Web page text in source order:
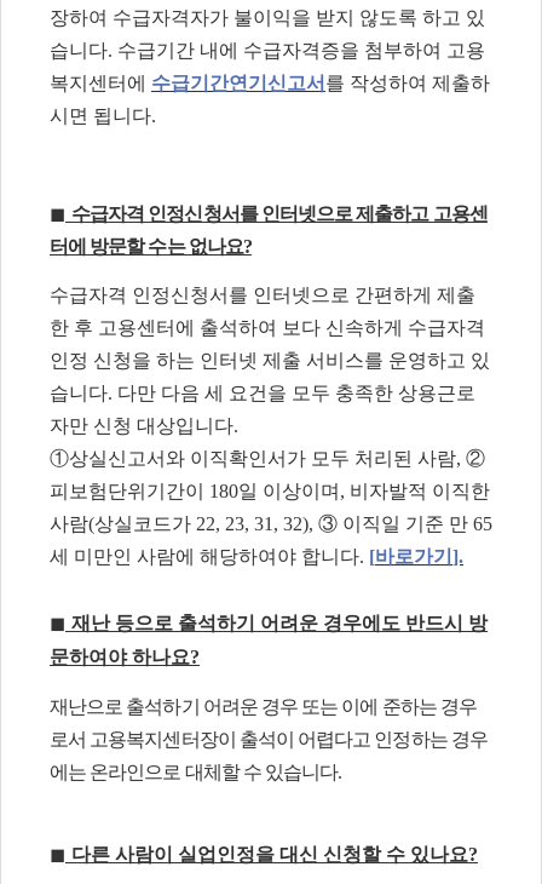
장하여 수급자격자가 불이익을 받지 않도록 하고 있
습니다. 수급기간 내에 수급자격증을 첨부하여 고용
복지센터에 수급기간연기신고서 를 작성하여 제출하
시면 됩니다.
◼ 수급자격 인정신청서를 인터넷으로 제출하고 고용센
터에 방문할 수는 없나요?
수급자격 인정신청서를 인터넷으로 간편하게 제출
한 후 고용센터에 출석하여 보다 신속하게 수급자격
인정 신청을 하는 인터넷 제출 서비스를 운영하고 있
습니다. 다만 다음 세 요건을 모두 충족한 상용근로
자만 신청 대상입니다.
①상실신고서와 이직확인서가 모두 처리된 사람, ②
피보험단위기간이 180일 이상이며 , 비자발적 이직한
사람(상실코드가 22, 23, 31, 32), ③ 이직일 기준 만 65
세 미만인 사람에 해당하여야 합니다. [바로가기 ].
◼ 재난 등으로 출석하기 어려운 경우에도 반드시 방
문하여야 하나요?
재난으로 출석하기 어려운 경우 또는 이에 준하는 경우
로서 고용복지센터장이 출석이 어렵다고 인정하는 경우
에는 온라인으로 대체할 수 있습니다.
◼ 다른 사람이 실업인정을 대신 신청할 수 있나요?